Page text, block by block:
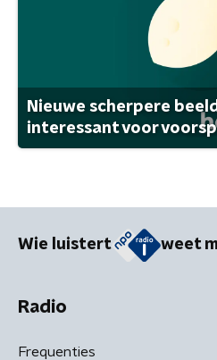
Nieuwe scherpere
interessant voor
Wie luistert weet
Radio
Frequenties